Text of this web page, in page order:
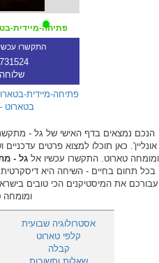
פתיחה-מיידית-
התקשרו
שלוחה
פתיחה-מיידית-
בטארוט -
הנכם נמצאים בדף האישי של גל -
אונליין'. כאן תוכלו למצוא פרטים
ומומחה טארוט. התקשרו עכשיו אל גל -
בכל תחום בחיים - השיחה היא דיסקרטית
עבורכם את המיסטיקנים הכי טובים
ומומחה
אסטרולוגיה שבועית
קלפי טארוט
קבלה